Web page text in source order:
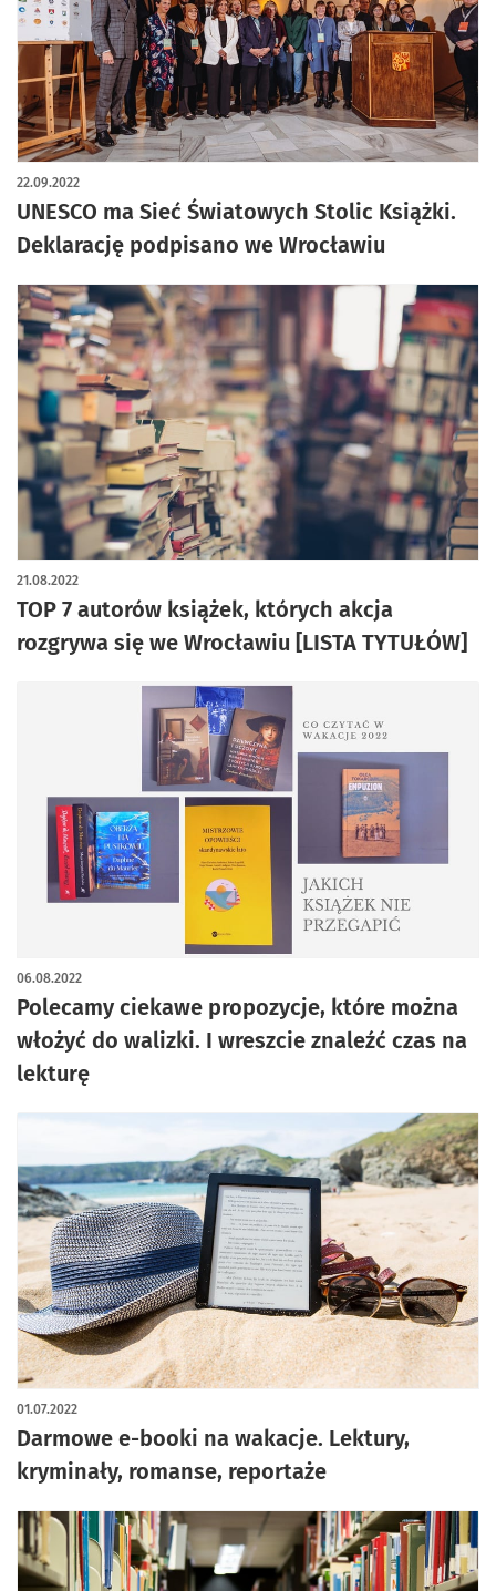
UNESCO ma Sieć Światowych Stolic Książki.
Deklarację podpisano we Wrocławiu
22.09.2022
TOP 7 autorów książek, których akcja
rozgrywa się we Wrocławiu [LISTA TYTUŁÓW]
21.08.2022
Polecamy ciekawe propozycje, które można
włożyć do walizki. I wreszcie znaleźć czas na
lekturę
06.08.2022
Darmowe e-booki na wakacje. Lektury,
kryminały, romanse, reportaże
01.07.2022